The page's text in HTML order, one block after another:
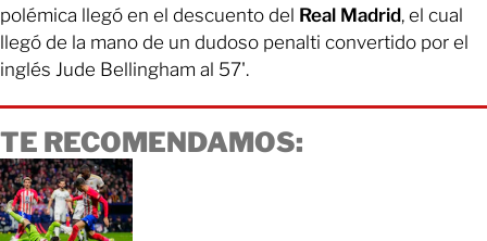
polémica llegó en el descuento del Real Madrid, el cual
llegó de la mano de un dudoso penalti convertido por el
inglés Jude Bellingham al 57'.
TE RECOMENDAMOS: